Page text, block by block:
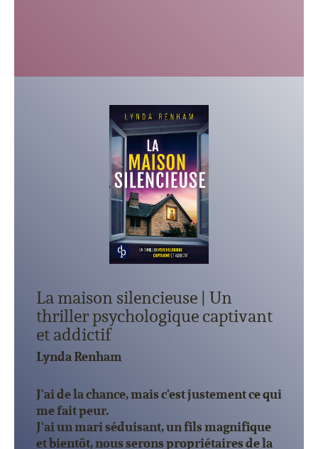
La maison silencieuse | Un
thriller psychologique captivant
et addictif
Lynda Renham
J'ai de la chance, mais c'est justement ce qui
me fait peur.
J'ai un mari séduisant, un fils magnifique
et bientôt, nous serons propriétaires de la